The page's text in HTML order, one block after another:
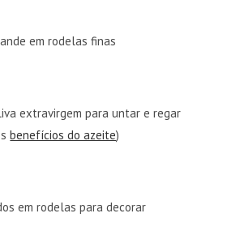
em rodelas finas
extravirgem para untar e regar
benefícios do azeite)
em rodelas para decorar